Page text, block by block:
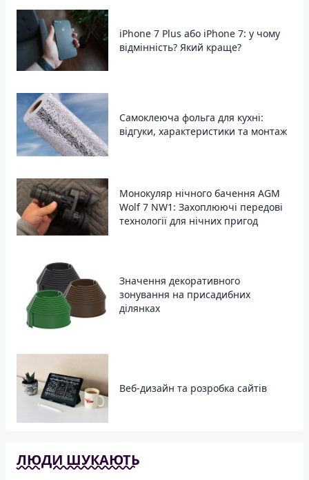
iPhone 7 Plus або iPhone 7: у чому
відмінність? Який краще?
Самоклеюча фольга для кухні:
відгуки, характеристики та монтаж
Монокуляр нічного бачення AGM
Wolf 7 NW1: Захоплюючі передові
технології для нічних пригод
Значення декоративного
зонування на присадибних
ділянках
Веб-дизайн та розробка сайтів
ЛЮДИ ШУКАЮТЬ